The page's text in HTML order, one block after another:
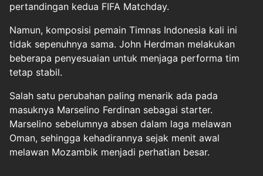
pertandingan kedua FIFA Matchday.
Namun, komposisi pemain Timnas Indonesia kali ini
tidak sepenuhnya sama. John Herdman melakukan
beberapa penyesuaian untuk menjaga performa tim
tetap stabil.
Salah satu perubahan paling menarik ada pada
masuknya Marselino Ferdinan sebagai starter.
Marselino sebelumnya absen dalam laga melawan
Oman, sehingga kehadirannya sejak menit awal
melawan Mozambik menjadi perhatian besar.